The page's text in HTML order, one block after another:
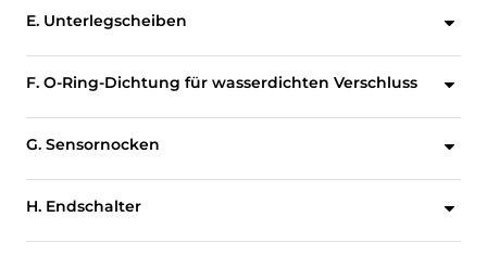
E. Unterlegscheiben
F. O-Ring-Dichtung für wasserdichten Verschluss
G. Sensornocken
H. Endschalter